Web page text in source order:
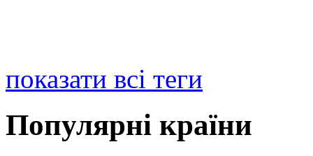
показати всі теги
Популярні країни